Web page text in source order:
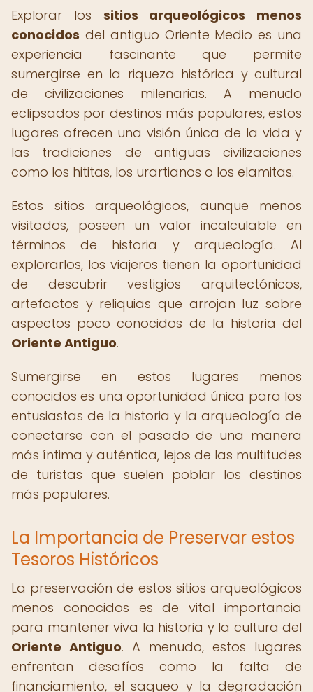
Explorar los sitios arqueológicos menos
conocidos del antiguo Oriente Medio es una
experiencia fascinante que permite
sumergirse en la riqueza histórica y cultural
de civilizaciones milenarias. A menudo
eclipsados por destinos más populares, estos
lugares ofrecen una visión única de la vida y
las tradiciones de antiguas civilizaciones
como los hititas, los urartianos o los elamitas.
Estos sitios arqueológicos, aunque menos
visitados, poseen un valor incalculable en
términos de historia y arqueología. Al
explorarlos, los viajeros tienen la oportunidad
de descubrir vestigios arquitectónicos,
artefactos y reliquias que arrojan luz sobre
aspectos poco conocidos de la historia del
Oriente Antiguo.
Sumergirse en estos lugares menos
conocidos es una oportunidad única para los
entusiastas de la historia y la arqueología de
conectarse con el pasado de una manera
más íntima y auténtica, lejos de las multitudes
de turistas que suelen poblar los destinos
más populares.
La Importancia de Preservar estos
Tesoros Históricos
La preservación de estos sitios arqueológicos
menos conocidos es de vital importancia
para mantener viva la historia y la cultura del
Oriente Antiguo. A menudo, estos lugares
enfrentan desafíos como la falta de
financiamiento, el saqueo y la degradación